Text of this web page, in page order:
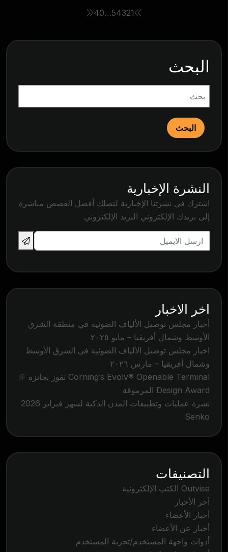
1
2
3
4
5
…
40
البحث
البحث
النشرة الإخبارية
اشترك في نشرتنا الإخبارية لتصلك أفضل القصص مباشرة
إلى بريدك الإلكتروني البريد الإلكتروني
اخر الاخبار
أخبار مجلس توصيل الألياف الضوئية في منطقة الشرق
الأوسط وشمال أفريقيا – مايو ٢٠٢٥
اخبار مجلس توصيل الألياف الضوئية في الشرق الأوسط
وشمال أفريقيا – مارس ٢٠٢٦
Corning’s Evolv® Openable Terminal تفوز بجائزة iF
Design Award المرموقة
نشرة عمليات وتطبيقات المدن الذكية لشهر فبراير 2026
Senko
التصنيفات
Outvise الكتب الإلكترونية
آخر الأخبار
أخبار الأعضاء
أخبار عن الأعضاء
أدوات واجهة المستخدم/تجربة المستخدم